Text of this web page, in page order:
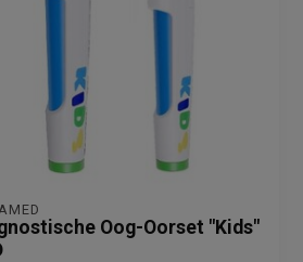
Oog-Oorset "Kids"